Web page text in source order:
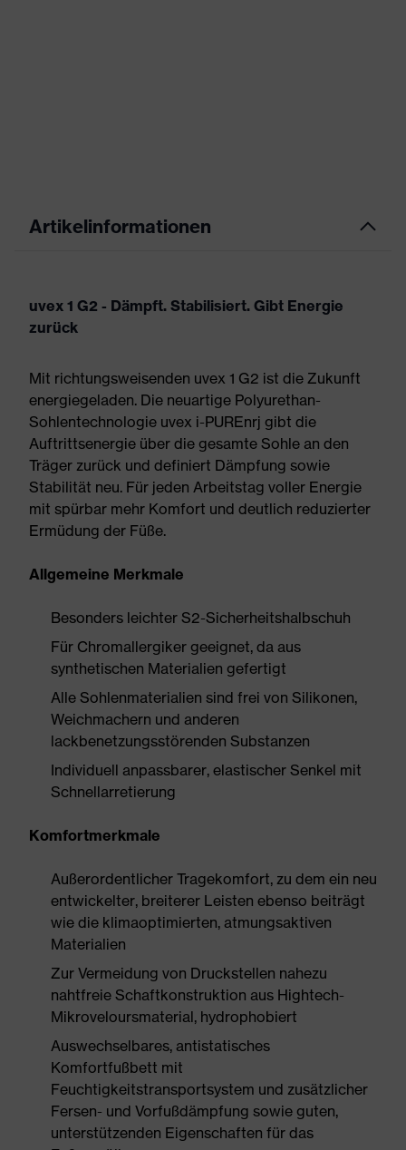
Artikelinformationen
uvex 1 G2 - Dämpft. Stabilisiert. Gibt Energie
zurück
Mit richtungsweisenden uvex 1 G2 ist die Zukunft
energiegeladen. Die neuartige Polyurethan-
Sohlentechnologie uvex i-PUREnrj gibt die
Auftrittsenergie über die gesamte Sohle an den
Träger zurück und definiert Dämpfung sowie
Stabilität neu. Für jeden Arbeitstag voller Energie
mit spürbar mehr Komfort und deutlich reduzierter
Ermüdung der Füße.
Allgemeine Merkmale
Besonders leichter S2-Sicherheitshalbschuh
Für Chromallergiker geeignet, da aus
synthetischen Materialien gefertigt
Alle Sohlenmaterialien sind frei von Silikonen,
Weichmachern und anderen
lackbenetzungsstörenden Substanzen
Individuell anpassbarer, elastischer Senkel mit
Schnellarretierung
Komfortmerkmale
Außerordentlicher Tragekomfort, zu dem ein neu
entwickelter, breiterer Leisten ebenso beiträgt
wie die klimaoptimierten, atmungsaktiven
Materialien
Zur Vermeidung von Druckstellen nahezu
nahtfreie Schaftkonstruktion aus Hightech-
Mikroveloursmaterial, hydrophobiert
Auswechselbares, antistatisches
Komfortfußbett mit
Feuchtigkeitstransportsystem und zusätzlicher
Fersen- und Vorfußdämpfung sowie guten,
unterstützenden Eigenschaften für das